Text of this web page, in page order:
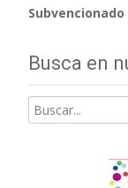
Subvencionado
Busca en
Buscar
por: